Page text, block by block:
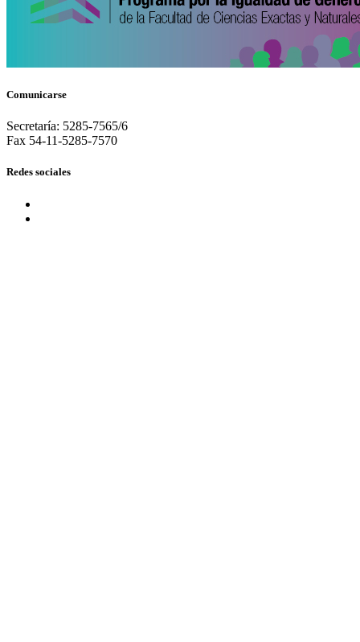
Comunicarse
Secretaría: 5285-7565/6
Fax 54-11-5285-7570
Redes sociales